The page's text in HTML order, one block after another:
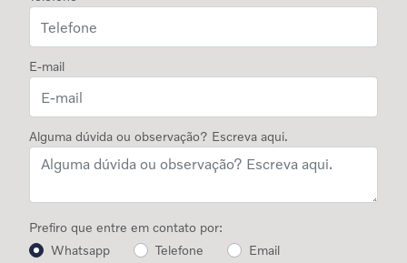
E-mail
Alguma dúvida ou observação? Escreva aqui.
Prefiro que entre em contato por:
Whatsapp
Telefone Email